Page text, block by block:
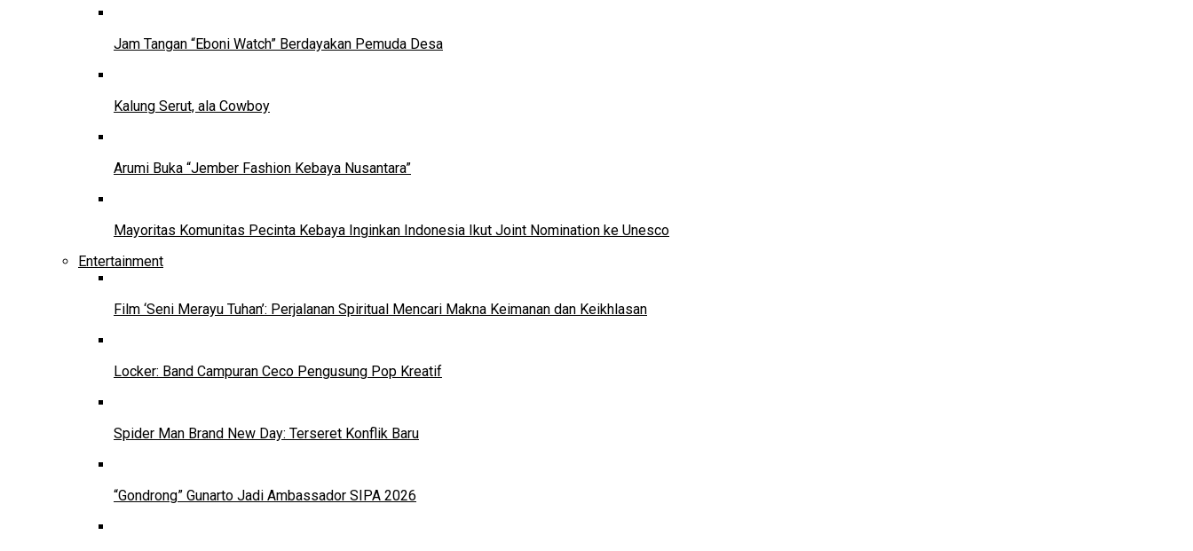
Jam Tangan “Eboni Watch” Berdayakan Pemuda Desa
Kalung Serut, ala Cowboy
Arumi Buka “Jember Fashion Kebaya Nusantara”
Mayoritas Komunitas Pecinta Kebaya Inginkan Indonesia Ikut Joint Nomination ke Unesco
Entertainment
Film ‘Seni Merayu Tuhan’: Perjalanan Spiritual Mencari Makna Keimanan dan Keikhlasan
Locker: Band Campuran Ceco Pengusung Pop Kreatif
Spider Man Brand New Day: Terseret Konflik Baru
“Gondrong” Gunarto Jadi Ambassador SIPA 2026